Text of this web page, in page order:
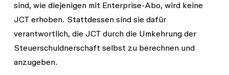
sind, wie diejenigen mit Enterprise-Abo, wird keine
JCT erhoben. Stattdessen sind sie dafür
verantwortlich, die JCT durch die Umkehrung der
Steuerschuldnerschaft selbst zu berechnen und
anzugeben.